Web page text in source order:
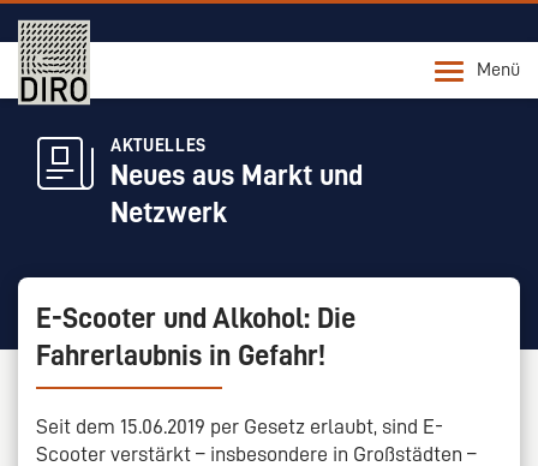
Menü
AKTUELLES
Neues aus Markt und
Netzwerk
E-Scooter und Alkohol: Die
Fahrerlaubnis in Gefahr!
Seit dem 15.06.2019 per Gesetz erlaubt, sind E-
Scooter verstärkt – insbesondere in Großstädten –